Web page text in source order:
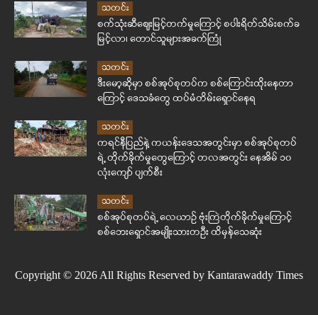
သတင်း
စက်သုံးဆီဈေးမြင့်တက်မှုကြောင့် စပါးရိတ်သိမ်းစက်ခ
မြင့်လာ၊ တောင်သူများအခက်ကြုံ
သတင်း
ဒီးမော့ဆိုမှာ စစ်အုပ်စုတပ်က စစ်ကြောင်းထိုးနေတာ
ကြောင့် ဒေသခံတွေ ထပ်မံတိမ်းရှောင်နေရ
သတင်း
ကရင်နီပြည်နဲ့ ကယန်းဒေသအတွင်းမှာ စစ်အုပ်စုတပ်
ရဲ့ တိုက်ခိုက်မှုတွေကြောင့် တလအတွင်း နေအိမ် ၁၀
လုံးကျော် ပျက်စီး
သတင်း
စစ်အုပ်စုတပ်ရဲ့ လေယာဉ် ဗုံးကြဲတိုက်ခိုက်မှုကြောင့်
စစ်ဘေးရှောင်အမျိုးသားတဦး ထိမှန်သေဆုံး
Copyright © 2026 All Rights Reserved by Kantarawaddy Times